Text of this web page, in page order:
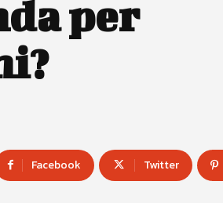
per
Facebook Twitter